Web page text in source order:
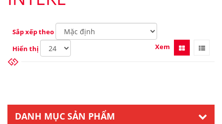
Sắp xếp theo
Hiển thị
Xem
DANH MỤC SẢN PHẨM